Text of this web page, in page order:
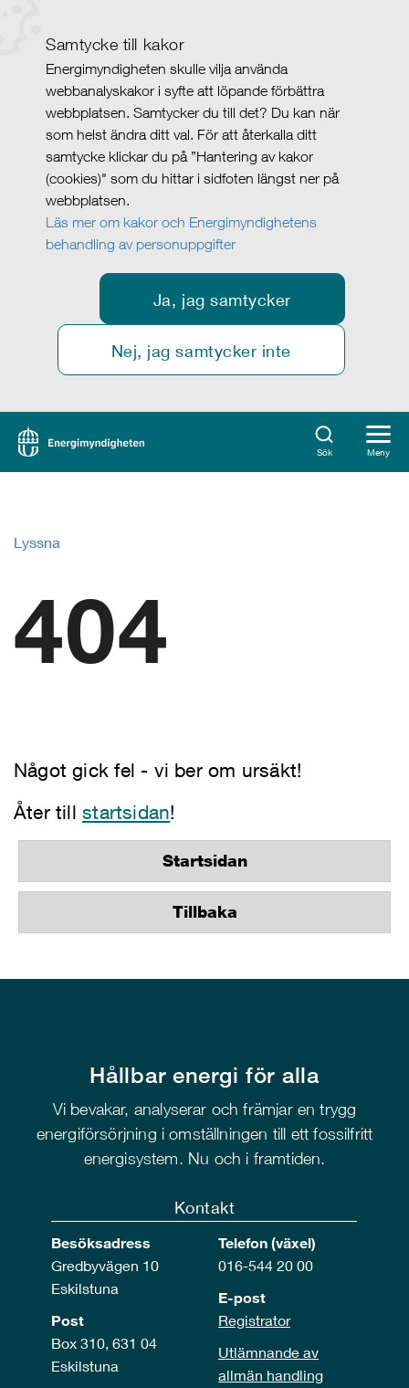
Samtycke till kakor
Energimyndigheten skulle vilja använda
webbanalyskakor i syfte att löpande förbättra
webbplatsen. Samtycker du till det? Du kan när
som helst ändra ditt val. För att återkalla ditt
samtycke klickar du på ”Hantering av kakor
(cookies)" som du hittar i sidfoten längst ner på
webbplatsen.
Läs mer om kakor och Energimyndighetens
behandling av personuppgifter
Ja, jag samtycker
Nej, jag samtycker inte
Sök Meny
Lyssna
404
Något gick fel - vi ber om ursäkt!
Åter tillstartsidan!
Startsidan
Tillbaka
Hållbar energi för alla
Vi bevakar, analyserar och främjar en trygg
energiförsörjning i omställningen till ett fossilfritt
energisystem. Nu och i framtiden.
Kontakt
Besöksadress
Gredbyvägen 10
Eskilstuna
Post
Box 310, 631 04
Eskilstuna
Telefon (växel)
016-544 20 00
E-post
Registrator
Utlämnande av
allmän handling